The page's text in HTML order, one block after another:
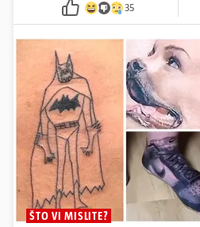
35
ŠTO VI MISLITE?